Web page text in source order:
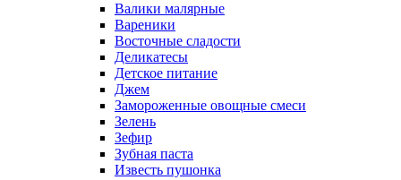
Валики малярные
Вареники
Восточные сладости
Деликатесы
Детское питание
Джем
Замороженные овощные смеси
Зелень
Зефир
Зубная паста
Известь пушонка